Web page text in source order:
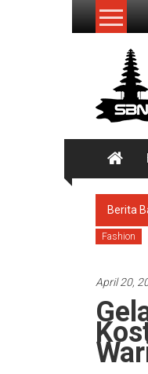
Lompat
Berita
Fashion
April 20,